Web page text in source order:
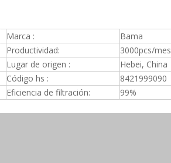
Marca :
Bama
Productividad:
3000pcs/mes
Lugar de origen :
Hebei, China
Código hs :
8421999090
Eficiencia de filtración: 99%